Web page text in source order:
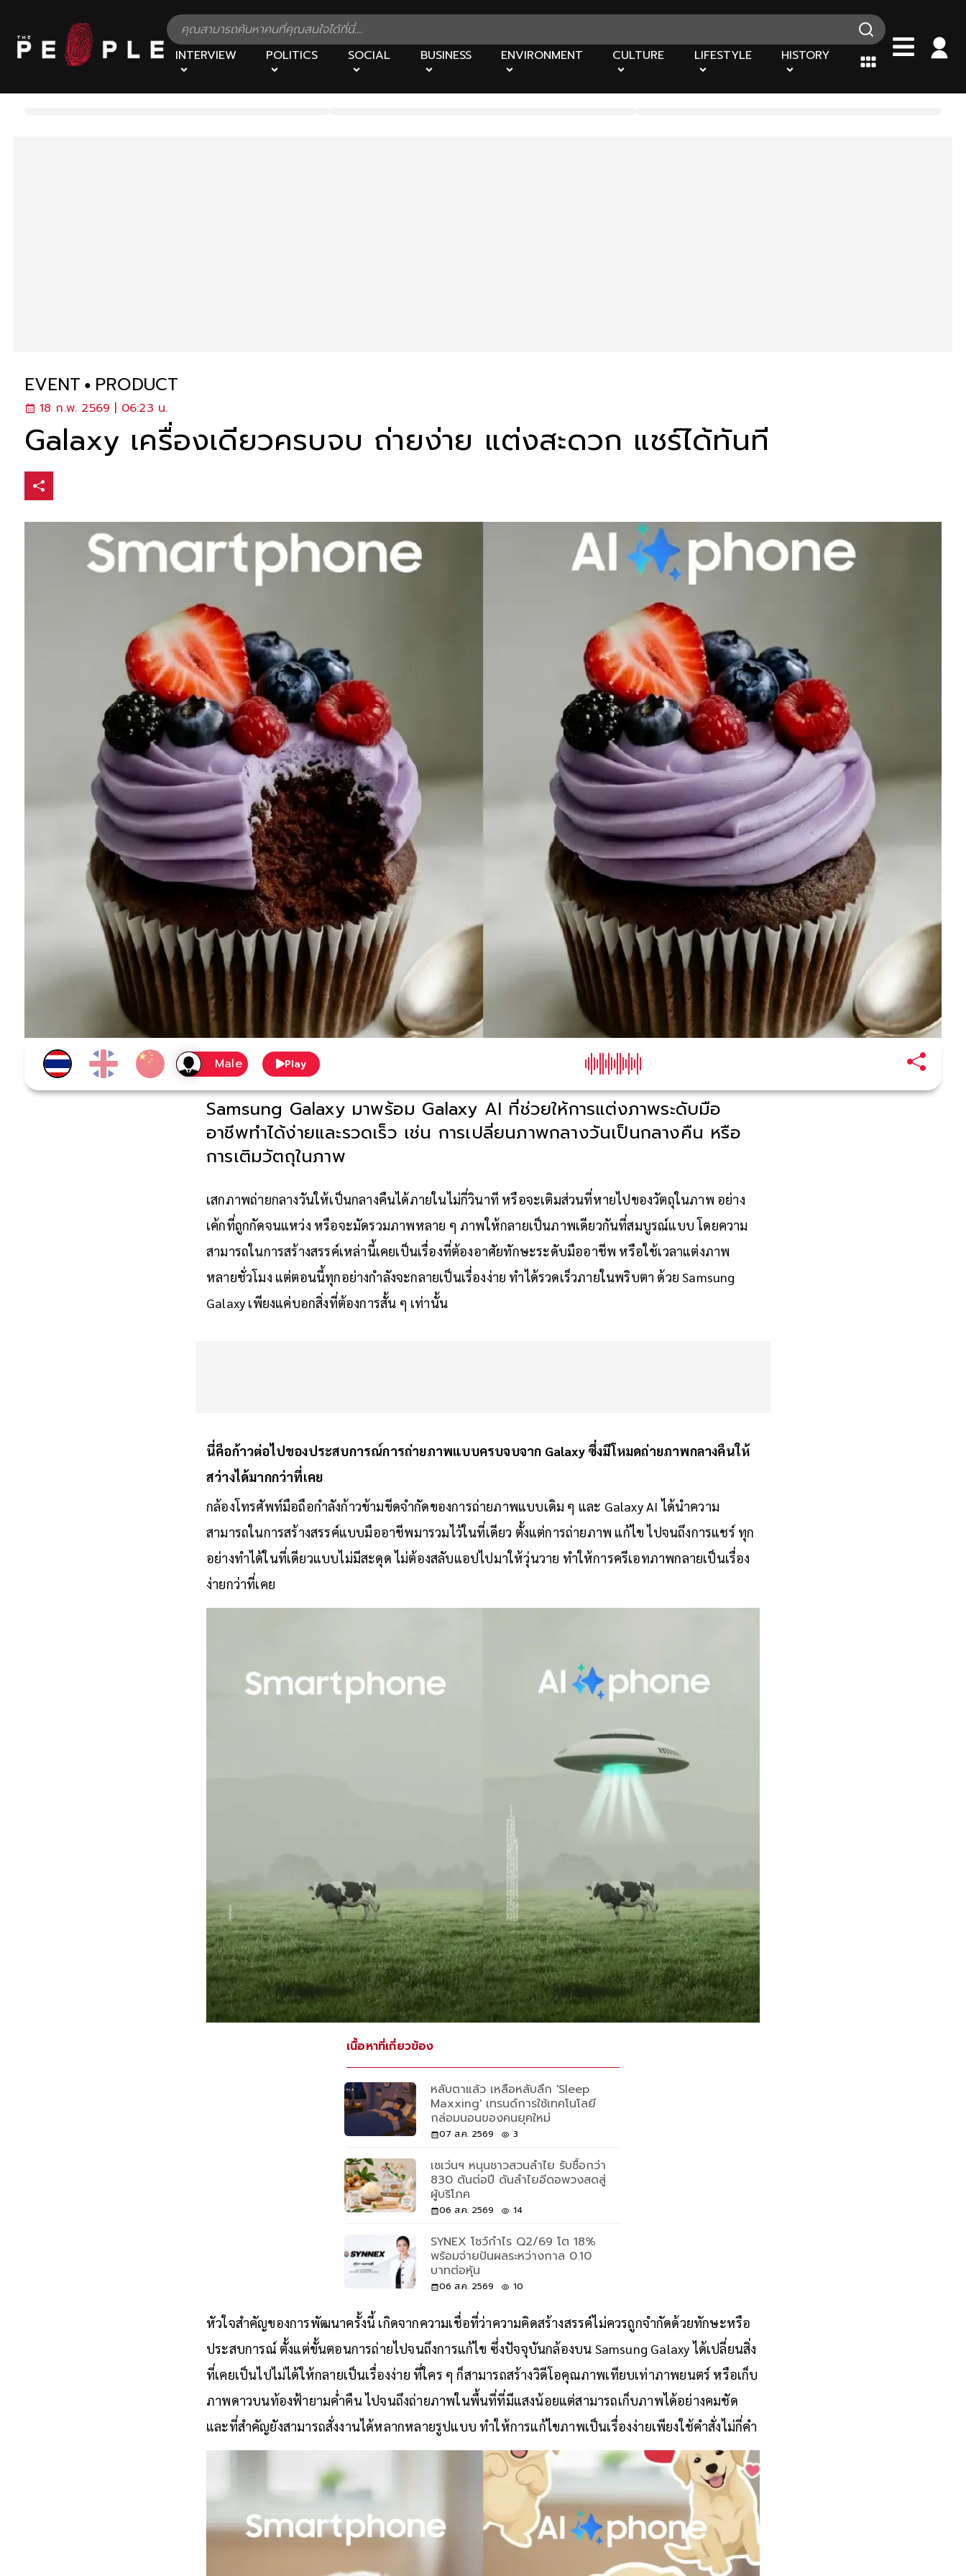
INTERVIEW POLITICS SOCIAL BUSINESS ENVIRONMENT CULTURE LIFESTYLE HISTORY
EVENT PRODUCT
18 ก.พ. 2569 | 06:23 น.
Galaxy เครื่องเดียวครบจบ ถ่ายง่าย แต่งสะดวก แชร์ได้ทันที
Play
Samsung Galaxy มาพร้อม Galaxy AI ที่ช่วยให้การแต่งภาพระดับมือ
อาชีพทำได้ง่ายและรวดเร็ว เช่น การเปลี่ยนภาพกลางวันเป็นกลางคืน หรือ
การเติมวัตถุในภาพ
เสกภาพถ่ายกลางวันให้เป็นกลางคืนได้ภายในไม่กี่วินาที หรือจะเติมส่วนที่หายไปของวัตถุในภาพ อย่าง
เค้กที่ถูกกัดจนแหว่ง หรือจะมัดรวมภาพหลาย ๆ ภาพให้กลายเป็นภาพเดียวกันที่สมบูรณ์แบบ โดยความ
สามารถในการสร้างสรรค์เหล่านี้เคยเป็นเรื่องที่ต้องอาศัยทักษะระดับมืออาชีพ หรือใช้เวลาแต่งภาพ
หลายชั่วโมง แต่ตอนนี้ทุกอย่างกำลังจะกลายเป็นเรื่องง่าย ทำได้รวดเร็วภายในพริบตา ด้วย Samsung
Galaxy เพียงแค่บอกสิ่งที่ต้องการสั้น ๆ เท่านั้น
นี่คือก้าวต่อไปของประสบการณ์การถ่ายภาพแบบครบจบจาก Galaxy ซึ่งมีโหมดถ่ายภาพกลางคืนให้
สว่างได้มากกว่าที่เคย
กล้องโทรศัพท์มือถือกำลังก้าวข้ามขีดจำกัดของการถ่ายภาพแบบเดิม ๆ และ Galaxy AI ได้นำความ
สามารถในการสร้างสรรค์แบบมืออาชีพมารวมไว้ในที่เดียว ตั้งแต่การถ่ายภาพ แก้ไข ไปจนถึงการแชร์ ทุก
อย่างทำได้ในที่เดียวแบบไม่มีสะดุด ไม่ต้องสลับแอปไปมาให้วุ่นวาย ทำให้การครีเอทภาพกลายเป็นเรื่อง
ง่ายกว่าที่เคย
เนื้อหาที่เกี่ยวข้อง
หลับตาแล้ว เหลือหลับลึก 'Sleep
Maxxing' เทรนด์การใช้เทคโนโลยี
กล่อมนอนของคนยุคใหม่
07 ส.ค. 2569 3
เซเว่นฯ หนุนชาวสวนลำไย รับซื้อกว่า
830 ตันต่อปี ดันลำไยอีดอพวงสดสู่
ผู้บริโภค
06 ส.ค. 2569 14
SYNEX โชว์กำไร Q2/69 โต 18%
พร้อมจ่ายปันผลระหว่างกาล 0.10
บาทต่อหุ้น
06 ส.ค. 2569 10
หัวใจสำคัญของการพัฒนาครั้งนี้ เกิดจากความเชื่อที่ว่าความคิดสร้างสรรค์ไม่ควรถูกจำกัดด้วยทักษะหรือ
ประสบการณ์ ตั้งแต่ขั้นตอนการถ่ายไปจนถึงการแก้ไข ซึ่งปัจจุบันกล้องบน Samsung Galaxy ได้เปลี่ยนสิ่ง
ที่เคยเป็นไปไม่ได้ให้กลายเป็นเรื่องง่าย ที่ใคร ๆ ก็สามารถสร้างวิดีโอคุณภาพเทียบเท่าภาพยนตร์ หรือเก็บ
ภาพดาวบนท้องฟ้ายามค่ำคืน ไปจนถึงถ่ายภาพในพื้นที่ที่มีแสงน้อยแต่สามารถเก็บภาพได้อย่างคมชัด
และที่สำคัญยังสามารถสั่งงานได้หลากหลายรูปแบบ ทำให้การแก้ไขภาพเป็นเรื่องง่ายเพียงใช้คำสั่งไม่กี่คำ